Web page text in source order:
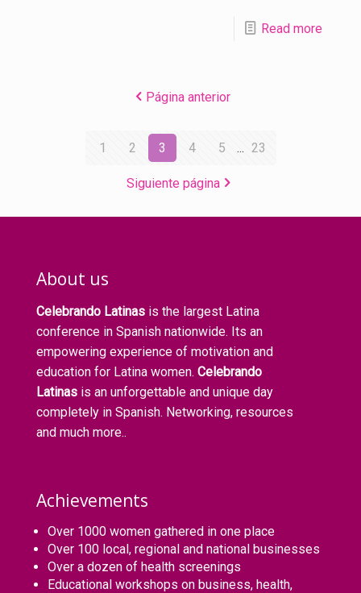
Read more
Página anterior
1 2 3 4 5 ... 23
Siguiente página
About us
Celebrando Latinas is the largest Latina
conference in Spanish nationwide. Its an
empowering experience of motivation and
education for Latina women. Celebrando
Latinas is an unforgettable and unique day
completely in Spanish. Networking, resources
and much more..
Achievements
Over 1000 women gathered in one place
Over 100 local, regional and national businesses
Over a dozen of health screenings
Educational workshops on business, health,